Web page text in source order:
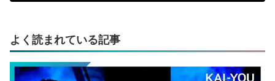
よく読まれている記事